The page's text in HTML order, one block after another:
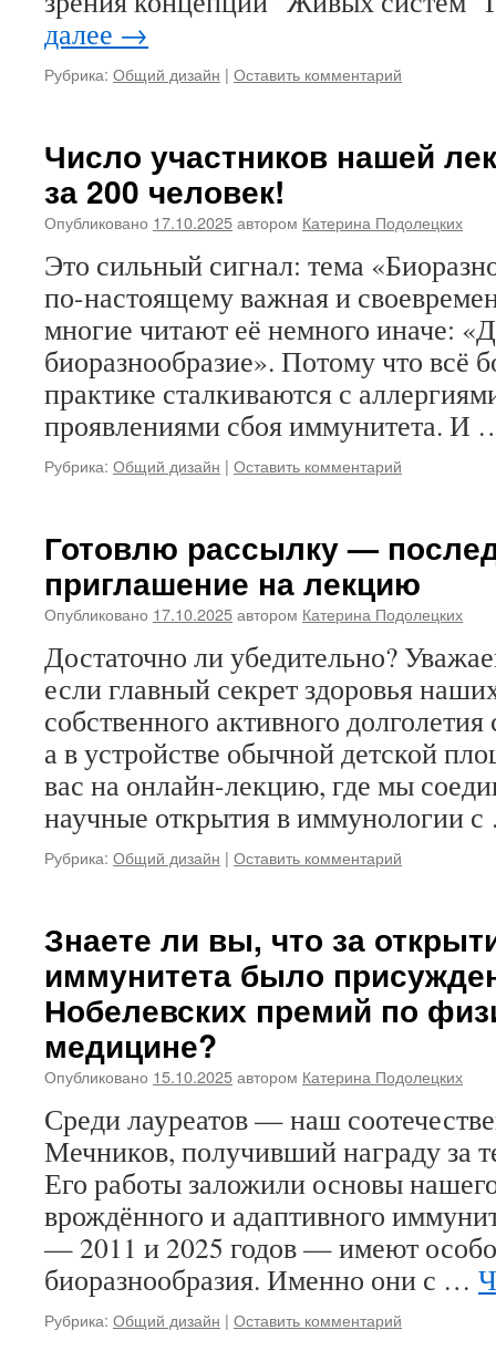
далее →
Рубрика: Общий дизайн | Оставить комментарий
Число участников нашей
за 200 человек!
Опубликовано 17.10.2025автором Катерина Подолецких
Это сильный сигнал: тема
по-настоящему важная и
многие читают её немного иначе:
биоразнообразие». Потому что всё
практике сталкиваются с
проявлениями сбоя иммунитета.
Рубрика: Общий дизайн | Оставить комментарий
Готовлю рассылку —
приглашение на лекцию
Опубликовано 17.10.2025автором Катерина Подолецких
Достаточно ли убедительно?
если главный секрет здоровья
собственного активного
а в устройстве обычной детской
вас на онлайн-лекцию, где мы
научные открытия в иммунологии
Рубрика: Общий дизайн | Оставить комментарий
Знаете ли вы, что за
иммунитета было
Нобелевских премий по
медицине?
Опубликовано 15.10.2025автором Катерина Подолецких
Среди лауреатов — наш
Мечников, получивший награду за
Его работы заложили основы
врождённого и адаптивного
— 2011 и 2025 годов — имеют
биоразнообразия. Именно они с …
Рубрика: Общий дизайн | Оставить комментарий